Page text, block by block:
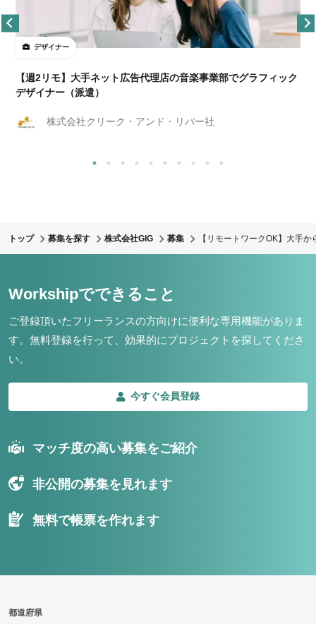
デザイナー
【週2リモ】大手ネット広告代理店の音楽事業部でグラフィック
デザイナー（派遣）
株式会社クリーク・アンド・リバー社
トップ 募集を探す 株式会社GIG 募集 【リモートワークOK】大手
Workshipでできること
ご登録頂いたフリーランスの方向けに便利な専用機能がありま
す。 無料登録を行って、効果的にプロジェクトを探してくださ
い。
今すぐ会員登録
マッチ度の高い募集をご紹介
非公開の募集を見れます
無料で帳票を作れます
都道府県